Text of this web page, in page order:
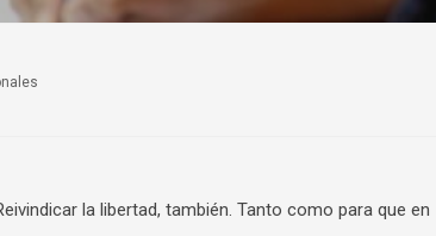
la libertad, también. Tanto como para que en